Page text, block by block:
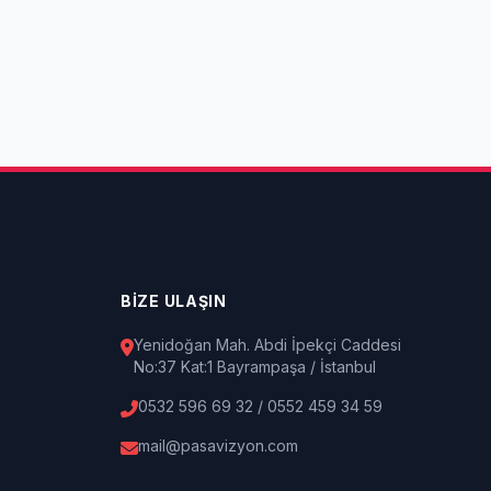
BİZE ULAŞIN
Yenidoğan Mah. Abdi İpekçi Caddesi
No:37 Kat:1 Bayrampaşa / İstanbul
0532 596 69 32 / 0552 459 34 59
mail@pasavizyon.com